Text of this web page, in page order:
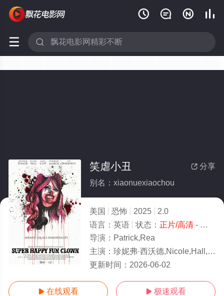
   
 
正片
 分享
笑虐小丑
别名：xiaonuexiaochou
美国 恐怖 2025
2.0
语言： 英语 状态： 正片/高清- 免费在线观看
导演： Patrick,Rea
主演： 珍妮弗·西沃德,Nicole,Hall,Matt,Leisy
更新时间： 2026-06-02
 在线观看  极速观看